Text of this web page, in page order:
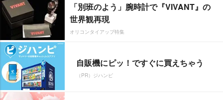
「別班のよう」腕時計で『VIVANT』の
世界観再現
オリコンタイアップ特集
自販機にピッ！ですぐに買えちゃう
（PR）ジハンピ